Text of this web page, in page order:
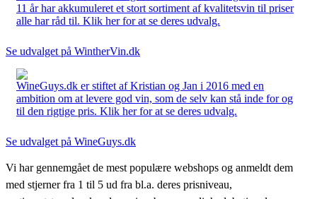
11 år har akkumuleret et stort sortiment af kvalitetsvin til priser
alle har råd til. Klik her for at se deres udvalg.
Se udvalget på WintherVin.dk
WineGuys.dk er stiftet af Kristian og Jan i 2016 med en
ambition om at levere god vin, som de selv kan stå inde for og
til den rigtige pris. Klik her for at se deres udvalg.
Se udvalget på WineGuys.dk
Vi har gennemgået de mest populære webshops og anmeldt dem
med stjerner fra 1 til 5 ud fra bl.a. deres prisniveau,